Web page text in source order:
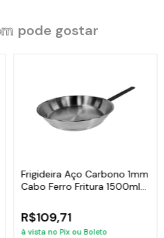
pode gostar
Frigideira Aço Carbono 1mm
Cabo Ferro Fritura 1500ml
R$109,71
à vista no Pix ou Boleto